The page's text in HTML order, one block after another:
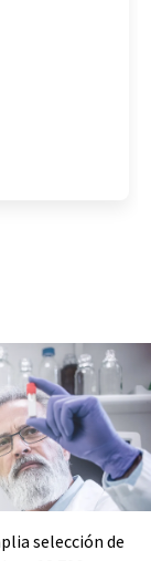
selección de